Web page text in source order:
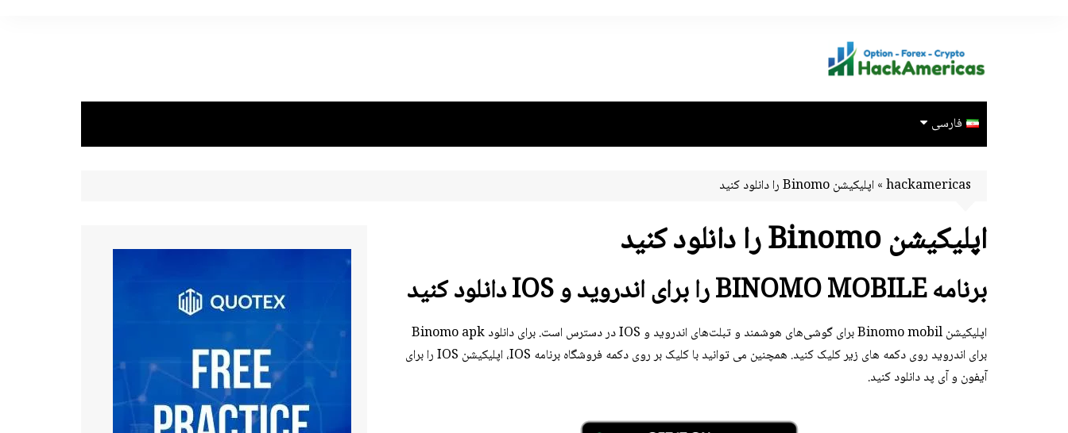
فارسی
English
Bahasa Indonesia
Türkçe
Français
hackamericas
» اپلیکیشن Binomo را دانلود کنید
اپلیکیشن Binomo را دانلود کنید
برنامه BINOMO MOBILE را برای اندروید و IOS دانلود کنید
اپلیکیشن Binomo mobil برای گوشی‌های هوشمند و تبلت‌های اندروید و IOS در دسترس است. برای دانلود Binomo apk
برای اندروید روی دکمه های زیر کلیک کنید. همچنین می توانید با کلیک بر روی دکمه فروشگاه برنامه IOS، اپلیکیشن IOS را برای
آیفون و آی پد دانلود کنید.